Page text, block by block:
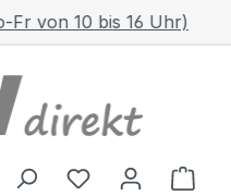
mit DHL ab 100 €